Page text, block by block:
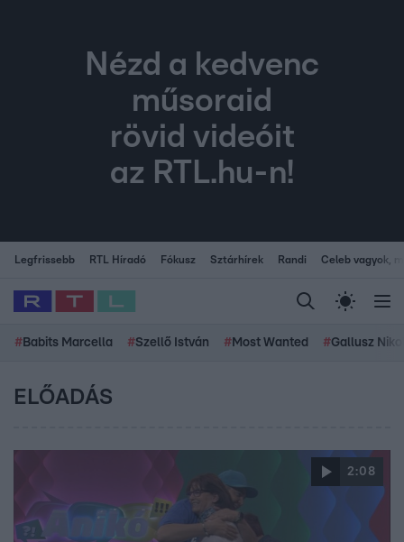
Nézd a kedvenc
műsoraid
rövid videóit
az RTL.hu-n!
Legfrissebb RTL Híradó Fókusz Sztárhírek Randi Celeb vagyok,
# Babits Marcella #Szellő István # Most Wanted #Gallusz
ELŐADÁS
2:08